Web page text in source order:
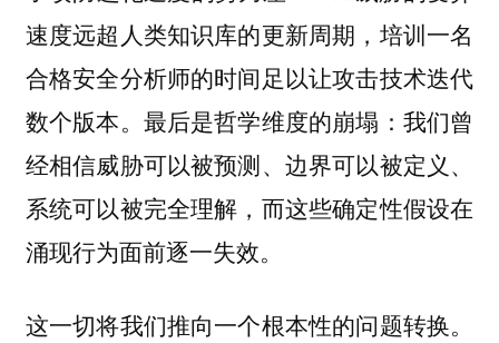
速度远超人类知识库的更新周期，培训一名
合格安全分析师的时间足以让攻击技术迭代
数个版本。最后是哲学维度的崩塌：我们曾
经相信威胁可以被预测、边界可以被定义、
系统可以被完全理解，而这些确定性假设在
涌现行为面前逐一失效。
这一切将我们推向一个根本性的问题转换。